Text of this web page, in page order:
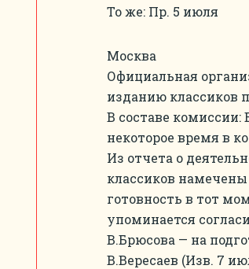
То же: Пр. 5 июля
Москва
Официальная
изданию классиков
В составе комиссии:
некоторое время в
Из отчета о
классиков
готовность в тот
упоминается
В.Брюсова — на
В.Вересаев (Изв. 7